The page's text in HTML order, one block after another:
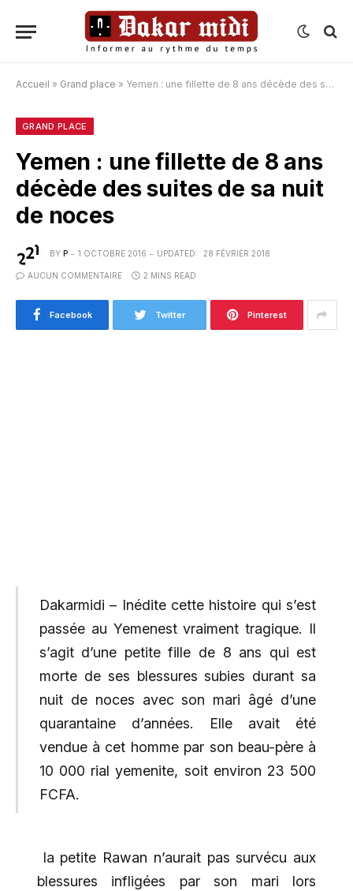
Accueil » Grand place » Yemen : une fillette de 8 ans décède des suites de sa nuit de noces
GRAND PLACE
Yemen : une fillette de 8 ans
décède des suites de sa nuit
de noces
BY P 1 OCTOBRE 2016 UPDATED: 28 FÉVRIER 2018
AUCUN COMMENTAIRE 2 MINS READ
Facebook Twitter Pinterest
Dakarmidi – Inédite cette histoire qui s’est
passée au Yemenest vraiment tragique. Il
s’agit d’une petite fille de 8 ans qui est
morte de ses blessures subies durant sa
nuit de noces avec son mari âgé d’une
quarantaine d’années. Elle avait été
vendue à cet homme par son beau-pèreà
10 000 rial yemenite, soit environ 23 500
FCFA.
la petite Rawan n’aurait pas survécu aux
blessures infligées par son mari lors